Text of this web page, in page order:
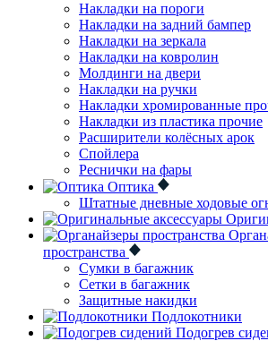
Накладки на пороги
Накладки на задний бампер
Накладки на зеркала
Накладки на ковролин
Молдинги на двери
Накладки на ручки
Накладки хромированные
Накладки из пластика прочие
Расширители колёсных арок
Спойлера
Реснички на фары
Оптика
Штатные дневные ходовые
пространства
Сумки в багажник
Сетки в багажник
Защитные накидки
Подлокотники
Подогрев